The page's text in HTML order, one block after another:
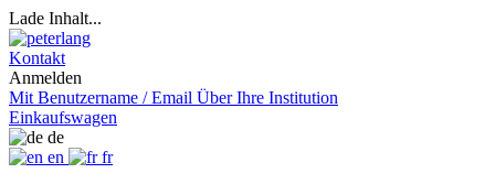
Lade Inhalt...
Kontakt
Anmelden
Mit Benutzername / Email Über Ihre Institution
Einkaufswagen
de
en
fr